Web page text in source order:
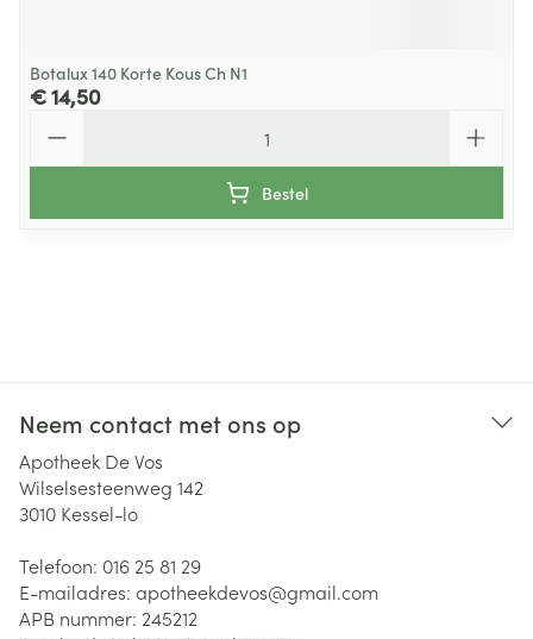
Botalux 140 Korte Kous Ch N1
€ 14,50
Bestel
Neem contact met ons op
Apotheek De Vos
Wilselsesteenweg 142
3010 Kessel-lo
Telefoon: 016 25 81 29
E-mailadres: apotheekdevos@gmail.com
APB nummer: 245212